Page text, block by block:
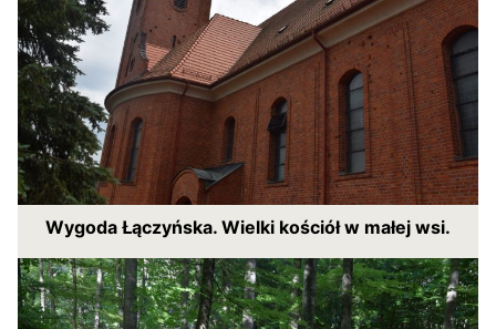
Wygoda Łączyńska. Wielki kościół w małej wsi.